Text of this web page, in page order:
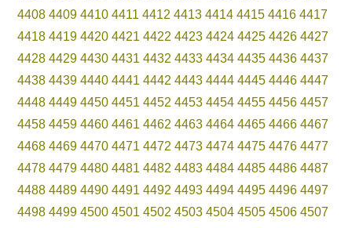
4408 4409 4410 4411 4412 4413 4414 4415 4416 4417
4418 4419 4420 4421 4422 4423 4424 4425 4426 4427
4428 4429 4430 4431 4432 4433 4434 4435 4436 4437
4438 4439 4440 4441 4442 4443 4444 4445 4446 4447
4448 4449 4450 4451 4452 4453 4454 4455 4456 4457
4458 4459 4460 4461 4462 4463 4464 4465 4466 4467
4468 4469 4470 4471 4472 4473 4474 4475 4476 4477
4478 4479 4480 4481 4482 4483 4484 4485 4486 4487
4488 4489 4490 4491 4492 4493 4494 4495 4496 4497
4498 4499 4500 4501 4502 4503 4504 4505 4506 4507